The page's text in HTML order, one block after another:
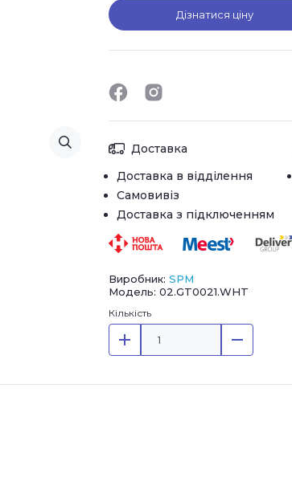
Дізнатися ціну
Доставка
Доставка в відділення
Самовивіз
Доставка з підключенням
Виробник: SPM
Модель: 02.GT0021.WHT
Кількість